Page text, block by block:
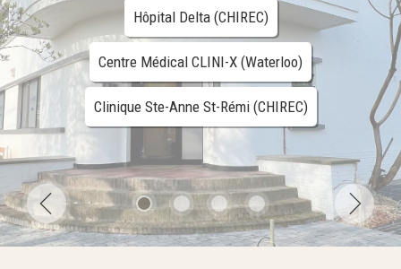
PATHOLOGIES
CONSULTATIONS
RENDEZ-VOUS
Hôpital Delta (CHIREC)
Centre Médical CLINI-X (Waterloo)
Clinique Ste-Anne St-Rémi (CHIREC)